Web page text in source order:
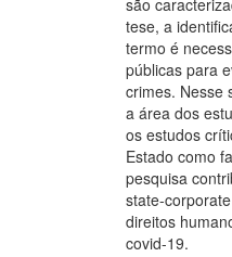
tese, a
termo é
públicas para
crimes. Nesse
a área dos
os estudos
Estado como
pesquisa
state-
direitos
covid-19.